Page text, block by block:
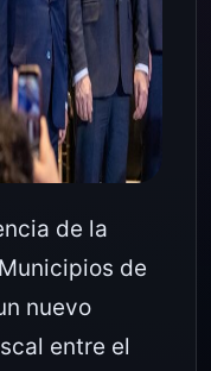
de la
de
nuevo
entre el